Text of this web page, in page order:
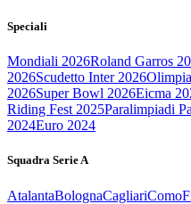
Speciali
Mondiali 2026Roland Garros
2026Scudetto Inter 2026
2026Super Bowl 2026Eicma
Riding Fest 2025Paralimpiadi
2024Euro 2024
Squadra Serie A
AtalantaBolognaCagliariComo